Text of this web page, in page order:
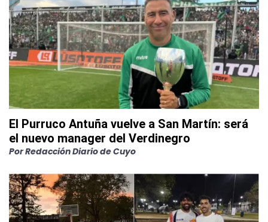
El Purruco Antuña vuelve a San Martín: será
el nuevo manager del Verdinegro
PorRedacción Diario de Cuyo